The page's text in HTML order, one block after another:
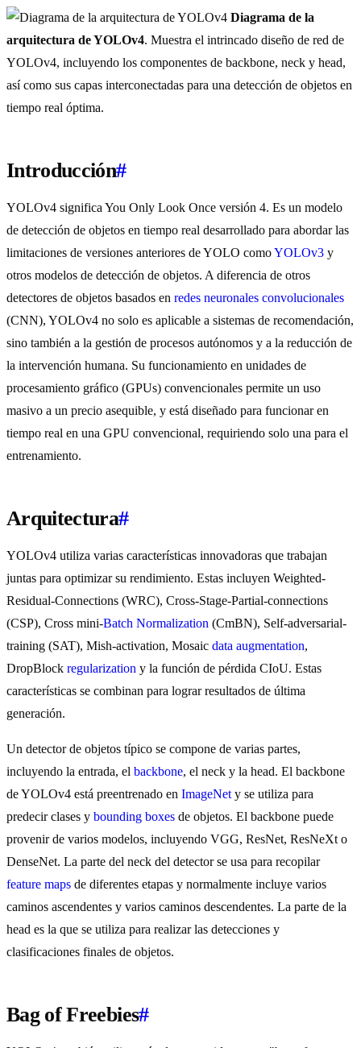
Diagrama de la
arquitectura de YOLOv4. Muestra el intrincado diseño de red de
YOLOv4, incluyendo los componentes de backbone, neck y head,
así como sus capas interconectadas para una detección de objetos en
tiempo real óptima.
Introducción#
YOLOv4 significa You Only Look Once versión 4. Es un modelo
de detección de objetos en tiempo real desarrollado para abordar las
limitaciones de versiones anteriores de YOLO comoYOLOv3 y
otros modelos de detección de objetos. A diferencia de otros
detectores de objetos basados en redes neuronales convolucionales
(CNN), YOLOv4 no solo es aplicable a sistemas de recomendación,
sino también a la gestión de procesos autónomos y a la reducción de
la intervención humana. Su funcionamiento en unidades de
procesamiento gráfico (GPUs) convencionales permite un uso
masivo a un precio asequible, y está diseñado para funcionar en
tiempo real en una GPU convencional, requiriendo solo una para el
entrenamiento.
Arquitectura#
YOLOv4 utiliza varias características innovadoras que trabajan
juntas para optimizar su rendimiento. Estas incluyen Weighted-
Residual-Connections (WRC), Cross-Stage-Partial-connections
(CSP), Cross mini-Batch Normalization (CmBN), Self-adversarial-
training (SAT), Mish-activation, Mosaic data augmentation,
DropBlock regularization y la función de pérdida CIoU. Estas
características se combinan para lograr resultados de última
generación.
Un detector de objetos típico se compone de varias partes,
incluyendo la entrada, el backbone, el neck y la head. El backbone
de YOLOv4 está preentrenado en ImageNet y se utiliza para
predecir clases y bounding boxes de objetos. El backbone puede
provenir de varios modelos, incluyendo VGG, ResNet, ResNeXt o
DenseNet. La parte del neck del detector se usa para recopilar
feature maps de diferentes etapas y normalmente incluye varios
caminos ascendentes y varios caminos descendentes. La parte de la
head es la que se utiliza para realizar las detecciones y
clasificaciones finales de objetos.
Bag of Freebies#